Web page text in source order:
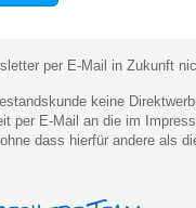
per E-Mail in Zukunft
keine
per E-Mail an die im
dass hierfür andere als